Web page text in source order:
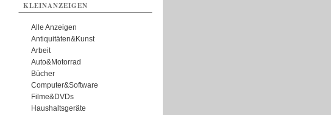
KLEINANZEIGEN
Alle Anzeigen
Antiquitäten&Kunst
Arbeit
Auto&Motorrad
Bücher
Computer&Software
Filme&DVDs
Haushaltsgeräte